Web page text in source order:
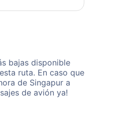
bajas disponible
ruta. En caso que
de Singapur a
de avión ya!